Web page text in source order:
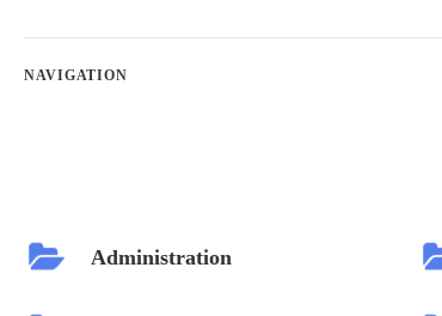
NAVIGATION
Administration